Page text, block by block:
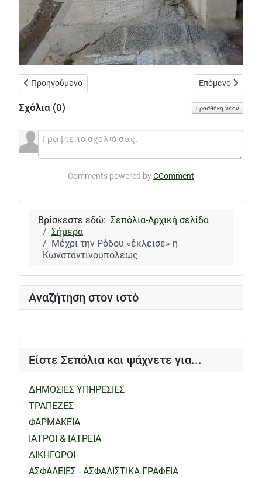
Αναζήτηση στον ιστό
Είστε Σεπόλια και ψάχνετε για...
ΔΗΜΟΣΙΕΣ ΥΠΗΡΕΣΙΕΣ
ΤΡΑΠΕΖΕΣ
ΦΑΡΜΑΚΕΙΑ
ΙΑΤΡΟΙ & ΙΑΤΡΕΙΑ
ΔΙΚΗΓΟΡΟΙ
ΑΣΦΑΛΕΙΕΣ - ΑΣΦΑΛΙΣΤΙΚΑ ΓΡΑΦΕΙΑ
Προηγούμενο άρθρο: Πλατεία Σ. Πέτρουλα - Κολωνός - 08
Προηγούμενο Επόμενο άρθρο:
Επόμενο
Σχόλια (0) Προσθήκη νέου
Comments powered byCComment
Βρίσκεστε εδώ: Σεπόλια-Αρχική σελίδα
Σήμερα
Μέχρι την Ρόδου «έκλεισε» η
Κωνσταντινουπόλεως